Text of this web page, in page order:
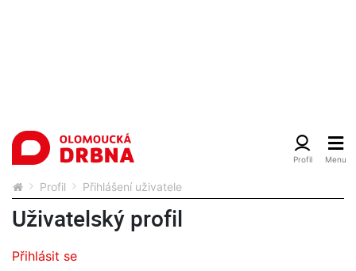
Profil Přihlášení uživatele
Uživatelský profil
Přihlásit se